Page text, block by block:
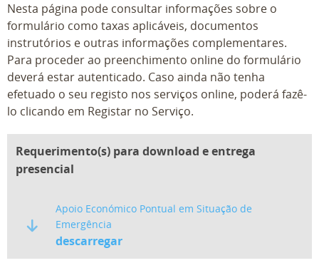
Nesta página pode consultar informações sobre o
formulário como taxas aplicáveis, documentos
instrutórios e outras informações complementares.
Para proceder ao preenchimento online do formulário
deverá estar autenticado. Caso ainda não tenha
efetuado o seu registo nos serviços online, poderá fazê-
lo clicando em Registar no Serviço.
Requerimento(s) para download e entrega
presencial
Apoio Económico Pontual em Situação de
Emergência
descarregar